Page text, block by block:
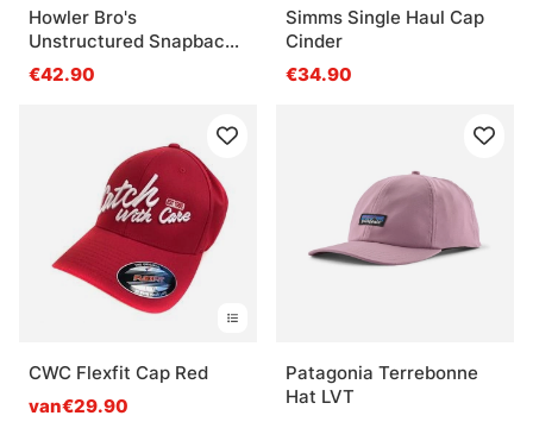
Howler Bro's
Unstructured Snapback
Hats Hermanos - Old
Gold Corduroy
€42.90
Simms Single Haul Cap
Cinder
€34.90
CWC Flexfit Cap Red
van€29.90
Patagonia Terrebonne
Hat LVT